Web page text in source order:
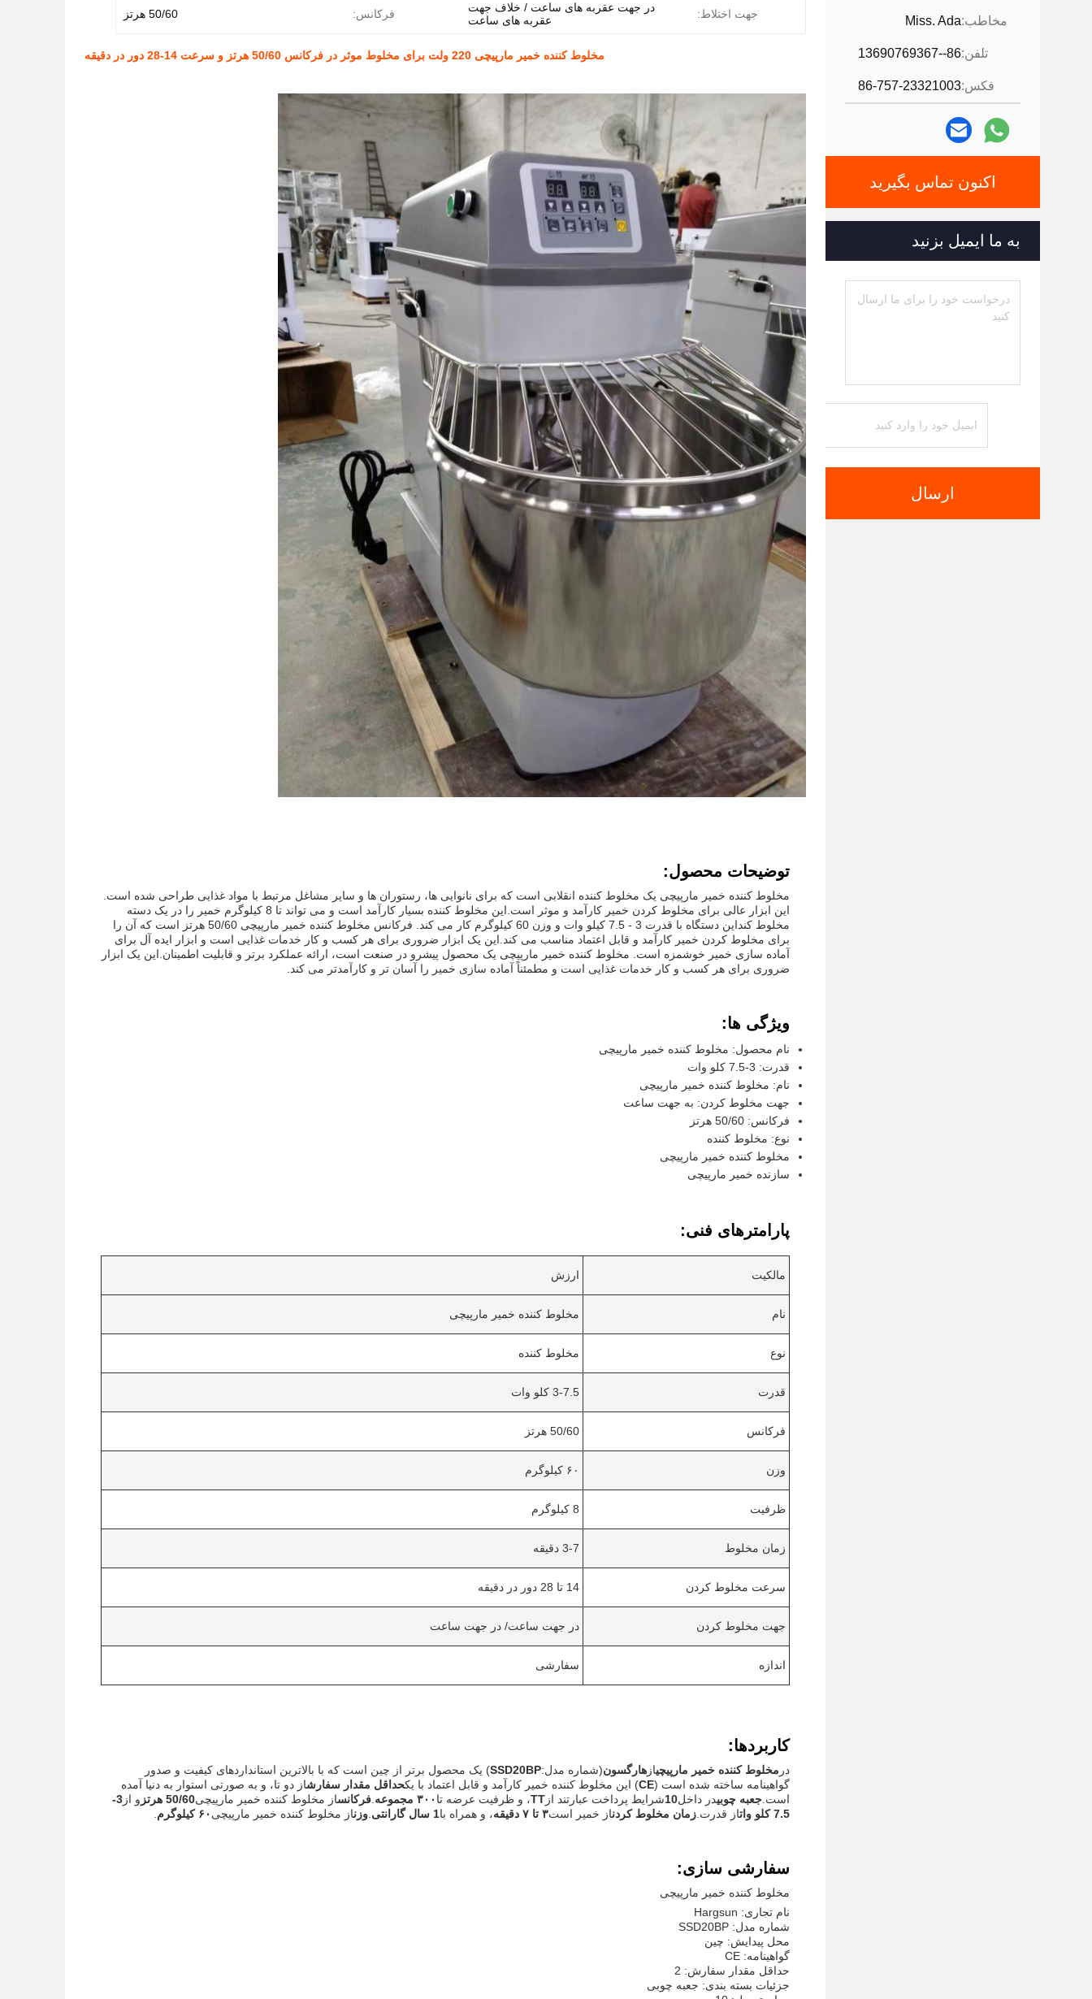
مخاطب:Miss. Ada
تلفن:86--13690769367
فکس:86-757-23321003
اکنون تماس بگیرید
به ما ایمیل بزنید
ارسال
جهت اختلاط:
در جهت عقربه های ساعت / خلاف جهت
عقربه های ساعت
فرکانس: 50/60 هرتز
مخلوط کننده خمیر مارپیچی 220 ولت برای مخلوط موثر در فرکانس 50/60 هرتز و سرعت 14-28 دور در دقیقه
توضیحات محصول:
مخلوط کننده خمیر مارپیچی یک مخلوط کننده انقلابی است که برای نانوایی ها، رستوران ها و سایر مشاغل مرتبط با مواد غذایی طراحی شده است.
این ابزار عالی برای مخلوط کردن خمیر کارآمد و موثر است.این مخلوط کننده بسیار کارآمد است و می تواند تا 8 کیلوگرم خمیر را در یک دسته
مخلوط کنداین دستگاه با قدرت 3 - 7.5 کیلو وات و وزن 60 کیلوگرم کار می کند. فرکانس مخلوط کننده خمیر مارپیچی 50/60 هرتز است که آن را
برای مخلوط کردن خمیر کارآمد و قابل اعتماد مناسب می کند.این یک ابزار ضروری برای هر کسب و کار خدمات غذایی است و ابزار ایده آل برای
آماده سازی خمیر خوشمزه است. مخلوط کننده خمیر مارپیچی یک محصول پیشرو در صنعت است، ارائه عملکرد برتر و قابلیت اطمینان.این یک ابزار
ضروری برای هر کسب و کار خدمات غذایی است و مطمئناً آماده سازی خمیر را آسان تر و کارآمدتر می کند.
ویژگی ها:
نام محصول: مخلوط کننده خمیر مارپیچی
قدرت: 3-7.5 کلو وات
نام: مخلوط کننده خمیر مارپیچی
جهت مخلوط کردن: به جهت ساعت
فرکانس: 50/60 هرتز
نوع: مخلوط کننده
مخلوط کننده خمیر مارپیچی
سازنده خمیر مارپیچی
پارامترهای فنی:
مالکیت ارزش
نام مخلوط کننده خمیر مارپیچی
نوع مخلوط کننده
قدرت 3-7.5 کلو وات
فرکانس 50/60 هرتز
وزن ۶۰ کیلوگرم
ظرفیت 8 کیلوگرم
زمان مخلوط 3-7 دقیقه
سرعت مخلوط کردن 14 تا 28 دور در دقیقه
جهت مخلوط کردن در جهت ساعت/ در جهت ساعت
اندازه سفارشی
کاربردها:
در مخلوط کننده خمیر مارپیچیاز هارگسون(شماره مدل:SSD20BP) یک محصول برتر از چین است که با بالاترین استانداردهای کیفیت و صدور
گواهینامه ساخته شده است (CE) این مخلوط کننده خمیر کارآمد و قابل اعتماد با یکحداقل مقدار سفارشاز دو تا، و به صورتى استوار به دنيا آمده
است. جعبه چوبیدر داخل10شرایط پرداخت عبارتند از TT، و ظرفیت عرضه تا ۳۰۰ مجموعه فرکانساز مخلوط کننده خمیر مارپیچی50/60 هرتز و از
3-
7.5 کلو وات
از قدرت. زمان مخلوط کردناز خمیر است۳ تا ۷ دقیقه ، و همراه با1 سال گارانتی وزناز مخلوط کننده خمیر مارپیچی ۶۰ کیلوگرم
سفارشی سازی:
مخلوط کننده خمیر مارپیچی
نام تجاری: Hargsun
شماره مدل: SSD20BP
محل پیدایش: چین
گواهینامه: CE
حداقل مقدار سفارش: 2
جزئیات بسته بندی: جعبه چوبی